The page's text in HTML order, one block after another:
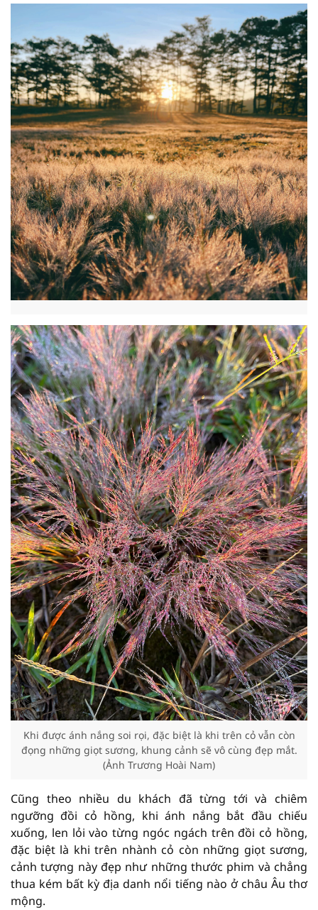
Khi được ánh nắng soi rọi, đặc biệt là khi trên cỏ vẫn còn
đọng những giọt sương, khung cảnh sẽ vô cùng đẹp mắt.
(Ảnh Trương Hoài Nam)
Cũng theo nhiều du khách đã từng tới và chiêm
ngưỡng đồi cỏ hồng, khi ánh nắng bắt đầu chiếu
xuống, len lỏi vào từng ngóc ngách trên đồi cỏ hồng,
đặc biệt là khi trên nhành cỏ còn những giọt sương,
cảnh tượng này đẹp như những thước phim và chẳng
thua kém bất kỳ địa danh nổi tiếng nào ở châu Âu thơ
mộng.